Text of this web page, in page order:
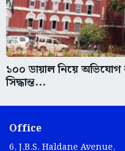
১০০ ডায়াল নিয়ে
সিদ্ধান্ত...
Office
6, J.B.S. Haldane Avenue,